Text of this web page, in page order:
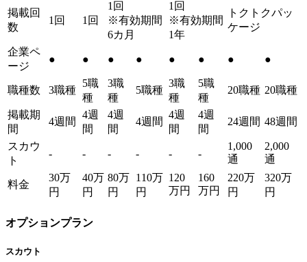
掲載回
数
1回 1回
1回
※有効期間
6カ月
1回
※有効期間
1年
トクトクパッ
ケージ
企業ペ
ージ
● ● ● ● ● ● ● ●
職種数 3職種
5職
種
3職
種
5職種
3職
種
5職
種
20職種 20職種
掲載期
間
4週間
4週
間
4週
間
4週間
4週
間
4週
間
24週間 48週間
スカウ
ト
- - - - - -
1,000
通
2,000
通
料金
30万
円
40万
円
80万
円
110万
円
120
万円
160
万円
220万
円
320万
円
オプションプラン
スカウト